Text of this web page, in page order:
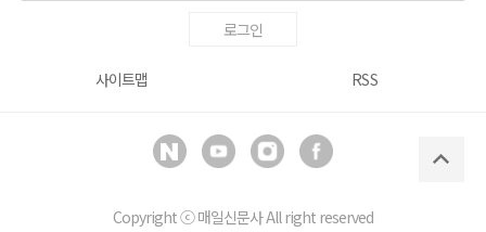
로그인
사이트맵 RSS
Copyright ⓒ매일신문사All right reserved